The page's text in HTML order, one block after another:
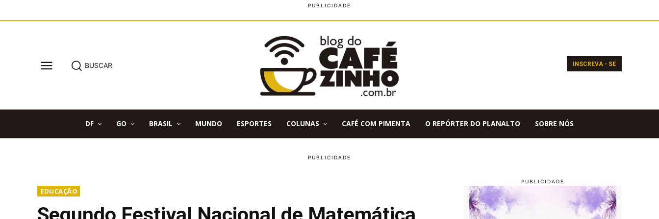
BUSCAR INSCREVA - SE
DF GO BRASIL MUNDO ESPORTES COLUNAS CAFÉ COM PIMENTA O REPÓRTER DO PLANALTO SOBRE NÓS
EDUCAÇÃO